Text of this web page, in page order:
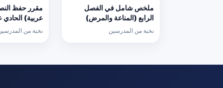
ملخص شامل في الفصل
الرابع (المناعة والمرض)
(أحياء) الحادي عشر
نخبة من المدرسين
مقرر حفظ
عربية) الحادي
نخبة من